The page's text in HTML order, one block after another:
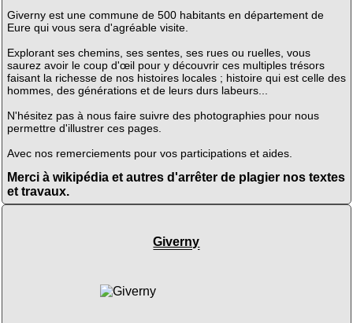
Giverny est une commune de 500 habitants en département de
Eure qui vous sera d'agréable visite.
Explorant ses chemins, ses sentes, ses rues ou ruelles, vous
saurez avoir le coup d'œil pour y découvrir ces multiples trésors
faisant la richesse de nos histoires locales ; histoire qui est celle des
hommes, des générations et de leurs durs labeurs...
N'hésitez pas à nous faire suivre des photographies pour nous
permettre d'illustrer ces pages.
Avec nos remerciements pour vos participations et aides.
Merci à wikipédia et autres d'arrêter de plagier nos textes
et travaux.
Giverny